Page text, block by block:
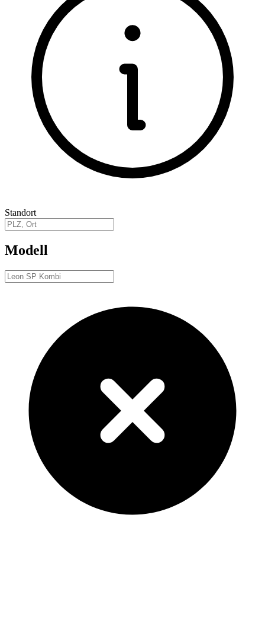
Standort
Modell